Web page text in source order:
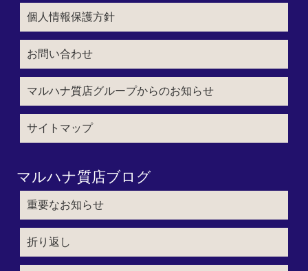
個人情報保護方針
お問い合わせ
マルハナ質店グループからのお知らせ
サイトマップ
マルハナ質店ブログ
重要なお知らせ
折り返し